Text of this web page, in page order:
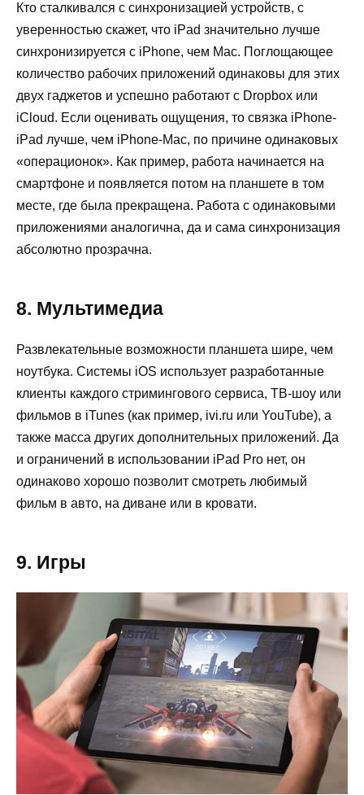
Кто сталкивался с синхронизацией устройств, с
уверенностью скажет, что iPad значительно лучше
синхронизируется с iPhone, чем Mac. Поглощающее
количество рабочих приложений одинаковы для этих
двух гаджетов и успешно работают с Dropbox или
iCloud. Если оценивать ощущения, то связка iPhone-
iPad лучше, чем iPhone-Mac, по причине одинаковых
«операционок». Как пример, работа начинается на
смартфоне и появляется потом на планшете в том
месте, где была прекращена. Работа с одинаковыми
приложениями аналогична, да и сама синхронизация
абсолютно прозрачна.
8. Мультимедиа
Развлекательные возможности планшета шире, чем
ноутбука. Системы iOS использует разработанные
клиенты каждого стримингового сервиса, ТВ-шоу или
фильмов в iTunes (как пример, ivi.ru или YouTube), а
также масса других дополнительных приложений. Да
и ограничений в использовании iPad Pro нет, он
одинаково хорошо позволит смотреть любимый
фильм в авто, на диване или в кровати.
9. Игры